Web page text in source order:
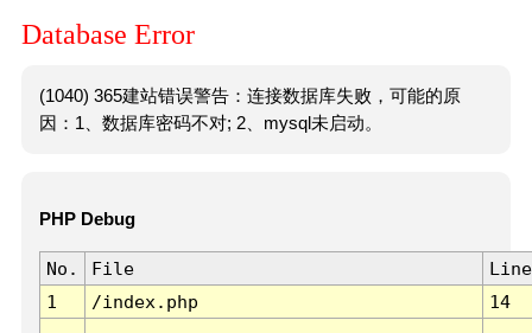
Database Error
(1040) 365建站错误警告：连接数据库失败，可能的原
因：1、数据库密码不对; 2、mysql未启动。
PHP Debug
No. File
Line
1
/index.php 14